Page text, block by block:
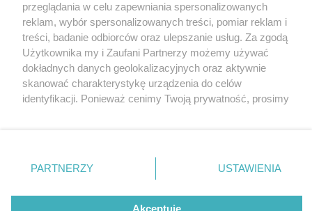
3 / 0
Nie zapomnij
zapoznać się z:
polityką prywatności regulamin korzystania z portali
Twojemiasto
Piekary Śląskie
Chorzów
Tarnowskie Góry
Gliwice
Skontakuj sięz nami
Kontakt
Wydawca
Redakcja
przeglądania w celu zapewniania spersonalizowanych
reklam, wybór spersonalizowanych treści, pomiar reklam i
treści, badanie odbiorców oraz ulepszanie usług. Za zgodą
Użytkownika my i Zaufani Partnerzy możemy używać
dokładnych danych geolokalizacyjnych oraz aktywnie
skanować charakterystykę urządzenia do celów
identyfikacji. Ponieważ cenimy Twoją prywatność, prosimy
prywatności znajdujący się w lewym dolnym rogu strony
. Niektóre rodzaje przetwarzania danych nie wymagają
zgody użytkownika, ale masz prawo sprzeciwić się
takiemu przetwarzaniu. Preferencje będą miały
PARTNERZY USTAWIENIA
Akceptuję